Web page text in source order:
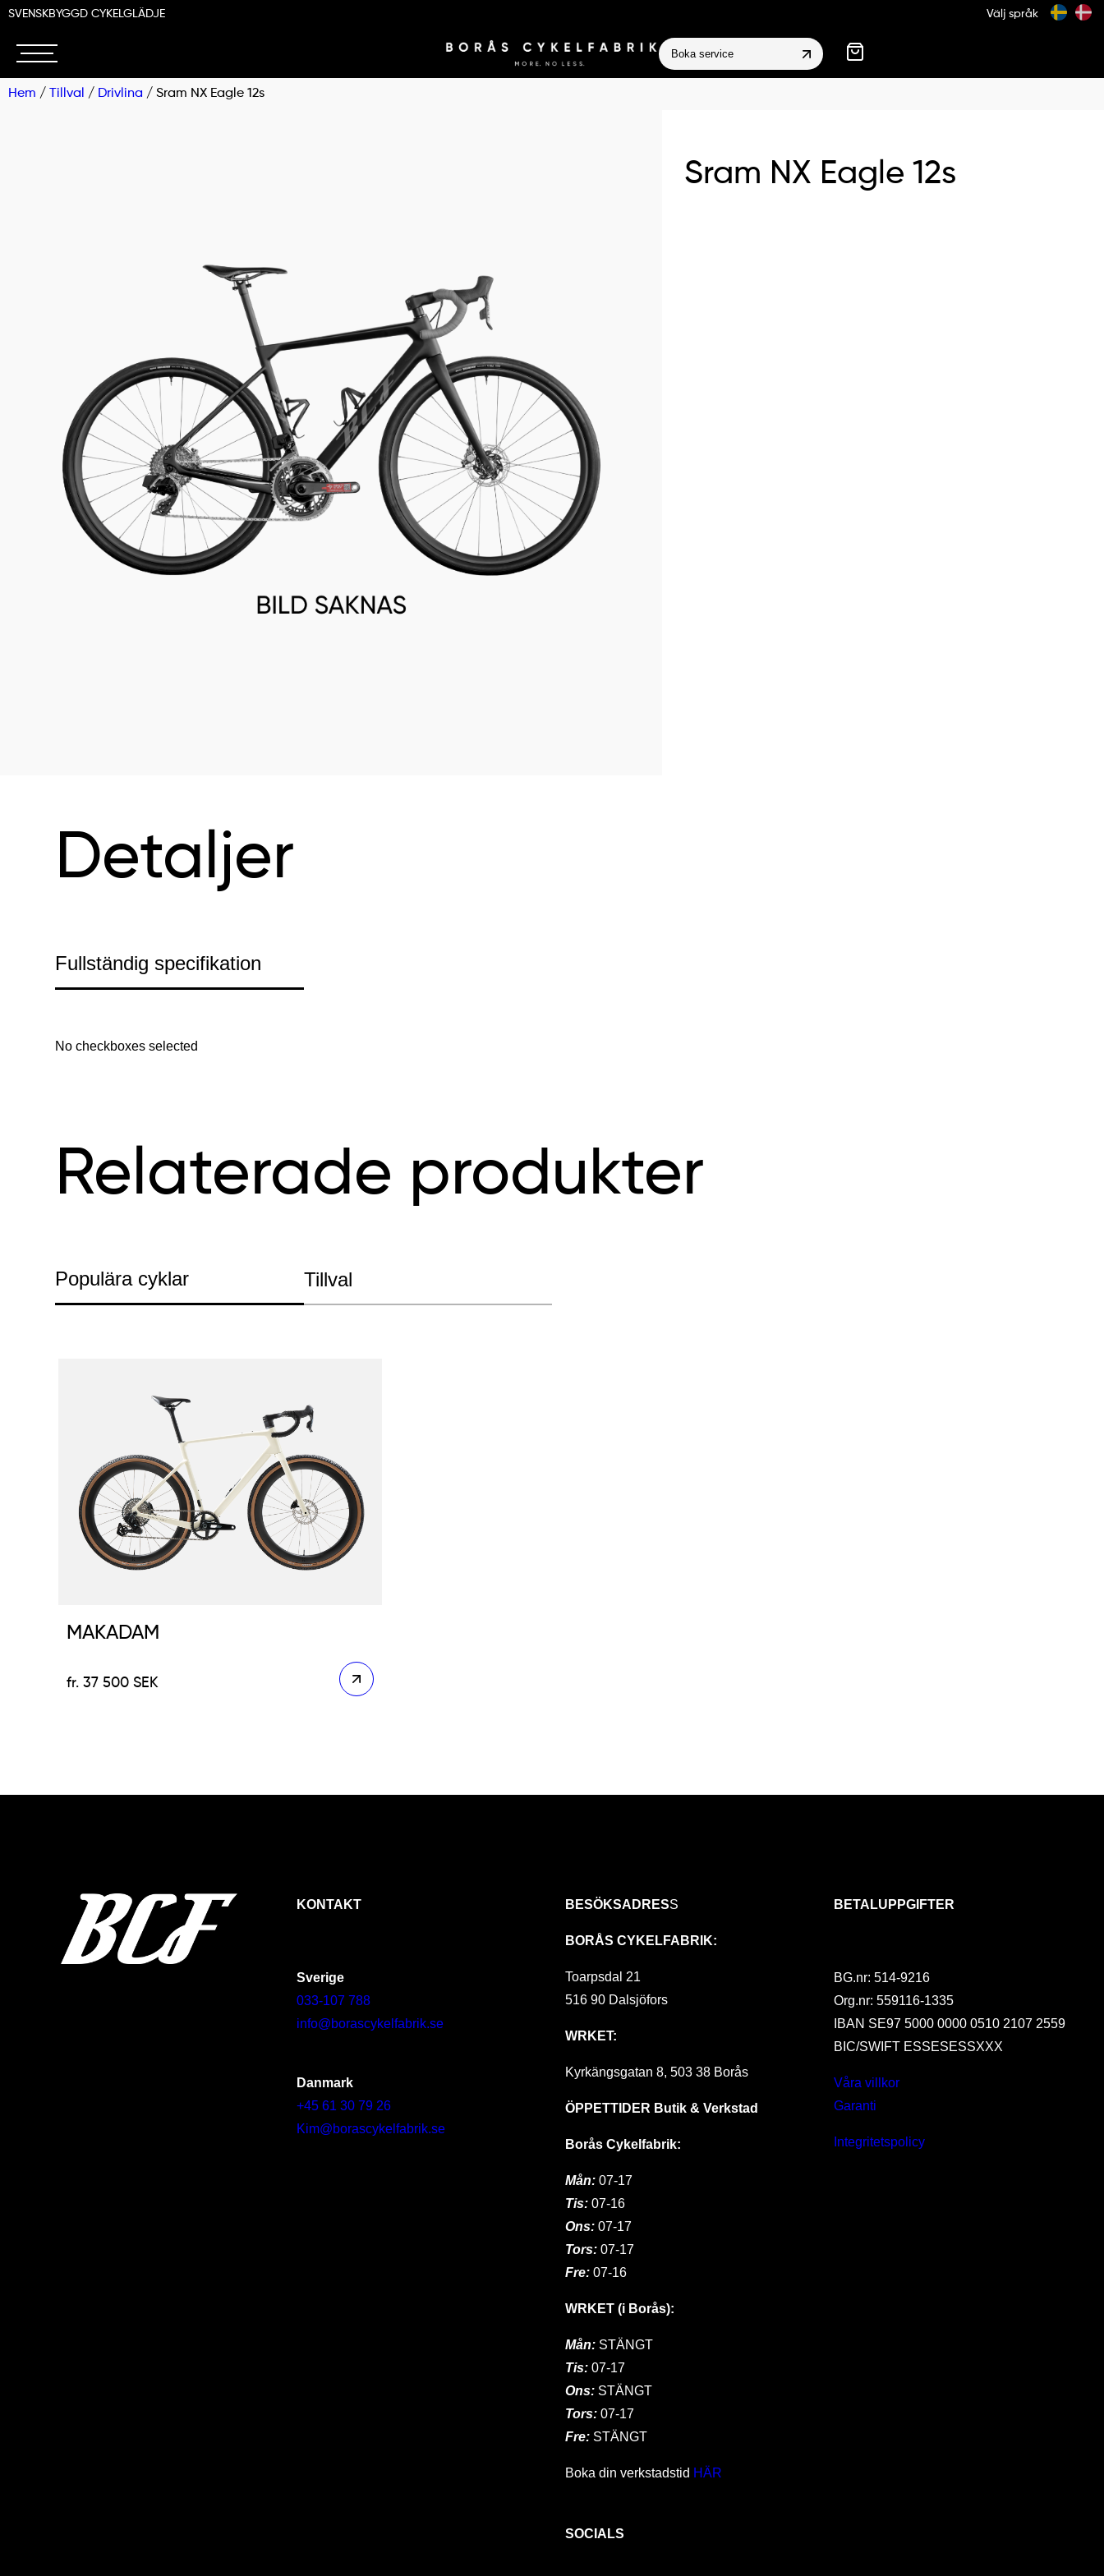
SVENSKBYGGD CYKELGLÄDJE Välj språk
Boka service
Hem / Tillval / Drivlina / Sram NX Eagle 12s
Sram NX Eagle 12s
Detaljer
Fullständig specifikation
No checkboxes selected
Relaterade produkter
Populära cyklar Tillval
MAKADAM
37 500SEK
KONTAKT
Sverige
033-107 788
info@borascykelfabrik.se
Danmark
+45 61 30 79 26
Kim@borascykelfabrik.se
BESÖKSADRESS
BORÅS CYKELFABRIK:
Toarpsdal 21
516 90 Dalsjöfors
WRKET:
Kyrkängsgatan 8, 503 38 Borås
ÖPPETTIDER Butik & Verkstad
Borås Cykelfabrik:
Mån: 07-17
Tis: 07-16
Ons:07-17
Tors: 07-17
Fre: 07-16
WRKET (i Borås):
Mån: STÄNGT
Tis: 07-17
Ons:STÄNGT
Tors: 07-17
Fre: STÄNGT
Boka din verkstadstid HÄR
SOCIALS
BETALUPPGIFTER
BG.nr: 514-9216
Org.nr: 559116-1335
IBAN SE97 5000 0000 0510 2107 2559
BIC/SWIFT ESSESESSXXX
Våra villkor
Garanti
Integritetspolicy